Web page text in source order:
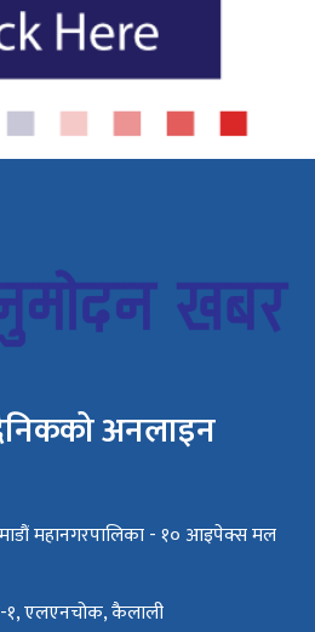
अनलाइन
महानगरपालिका - १० आइपेक्स मल
१, एलएनचोक, कैलाली